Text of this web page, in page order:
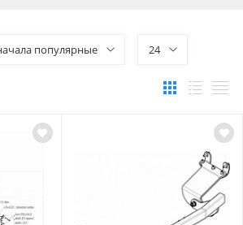
популярные 24